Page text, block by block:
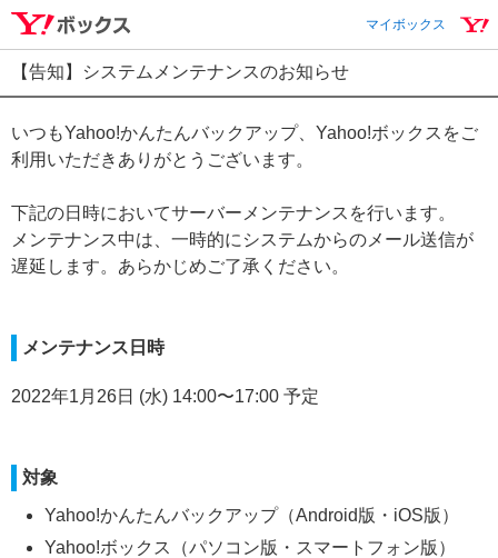
マイボックス
【告知】システムメンテナンスのお知らせ
いつもYahoo!かんたんバックアップ、Yahoo!ボックスをご
利用いただきありがとうございます。
下記の日時においてサーバーメンテナンスを行います。
メンテナンス中は、一時的にシステムからのメール送信が
遅延します。あらかじめご了承ください。
メンテナンス日時
2022年1月26日 (水) 14:00〜17:00 予定
対象
Yahoo!かんたんバックアップ（Android版・iOS版）
Yahoo!ボックス（パソコン版・スマートフォン版）